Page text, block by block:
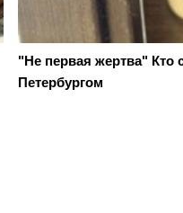
"Не первая жертва" Кто
Петербургом